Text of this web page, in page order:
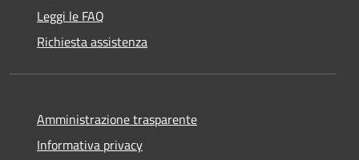
Leggi le FAQ
Richiesta assistenza
Amministrazione trasparente
Informativa privacy